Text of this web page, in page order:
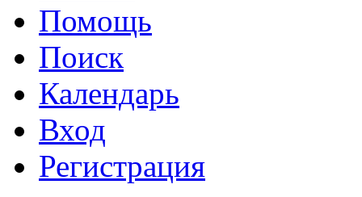
Помощь
Поиск
Календарь
Вход
Регистрация